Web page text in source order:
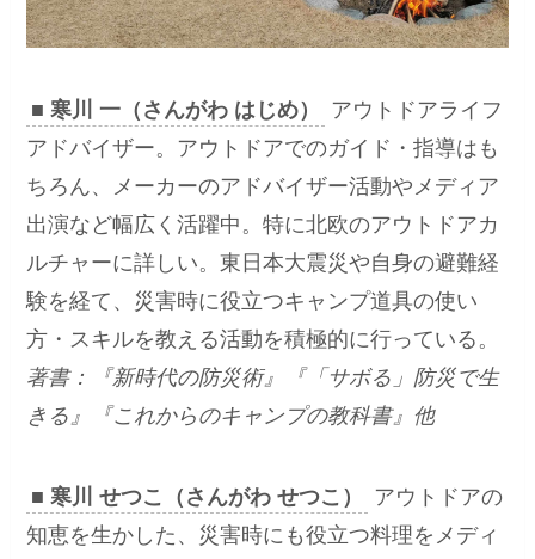
■ 寒川 一（さんがわ はじめ）
アウトドアライフ
アドバイザー。アウトドアでのガイド・指導はも
ちろん、メーカーのアドバイザー活動やメディア
出演など幅広く活躍中。特に北欧のアウトドアカ
ルチャーに詳しい。東日本大震災や自身の避難経
験を経て、災害時に役立つキャンプ道具の使い
方・スキルを教える活動を積極的に行っている。
著書：『新時代の防災術』『「サボる」防災で生
きる』『これからのキャンプの教科書』他
■ 寒川 せつこ（さんがわ せつこ）
アウトドアの
知恵を生かした、災害時にも役立つ料理をメディ